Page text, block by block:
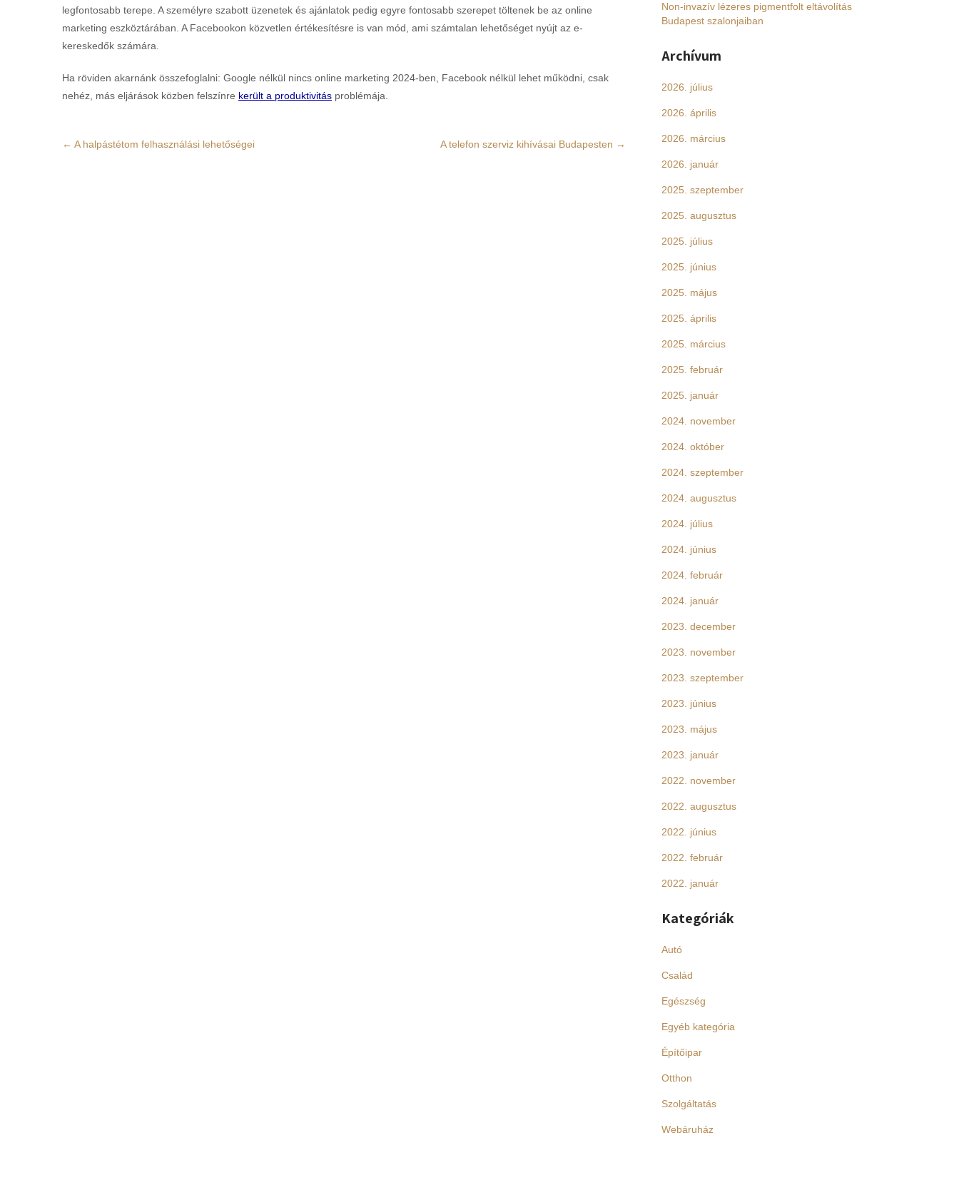
legfontosabb terepe. A személyre szabott üzenetek és ajánlatok pedig egyre fontosabb szerepet töltenek be az online
marketing eszköztárában. A Facebookon közvetlen értékesítésre is van mód, ami számtalan lehetőséget nyújt az e-
kereskedők számára.
Ha röviden akarnánk összefoglalni: Google nélkül nincs online marketing 2024-ben, Facebook nélkül lehet működni, csak
nehéz, más eljárások közben felszínre került a produktivitás problémája.
Post
← A halpástétom felhasználási lehetőségei A telefon szerviz kihívásai Budapesten →
Non-invazív lézeres pigmentfolt eltávolítás
Budapest szalonjaiban
Archívum
2026. július
2026. április
2026. március
2026. január
2025. szeptember
2025. augusztus
2025. július
2025. június
2025. május
2025. április
2025. március
2025. február
2025. január
2024. november
2024. október
2024. szeptember
2024. augusztus
2024. július
2024. június
2024. február
2024. január
2023. december
2023. november
2023. szeptember
2023. június
2023. május
2023. január
2022. november
2022. augusztus
2022. június
2022. február
2022. január
Kategóriák
Autó
Család
Egészség
Egyéb kategória
Építőipar
Otthon
Szolgáltatás
Webáruház